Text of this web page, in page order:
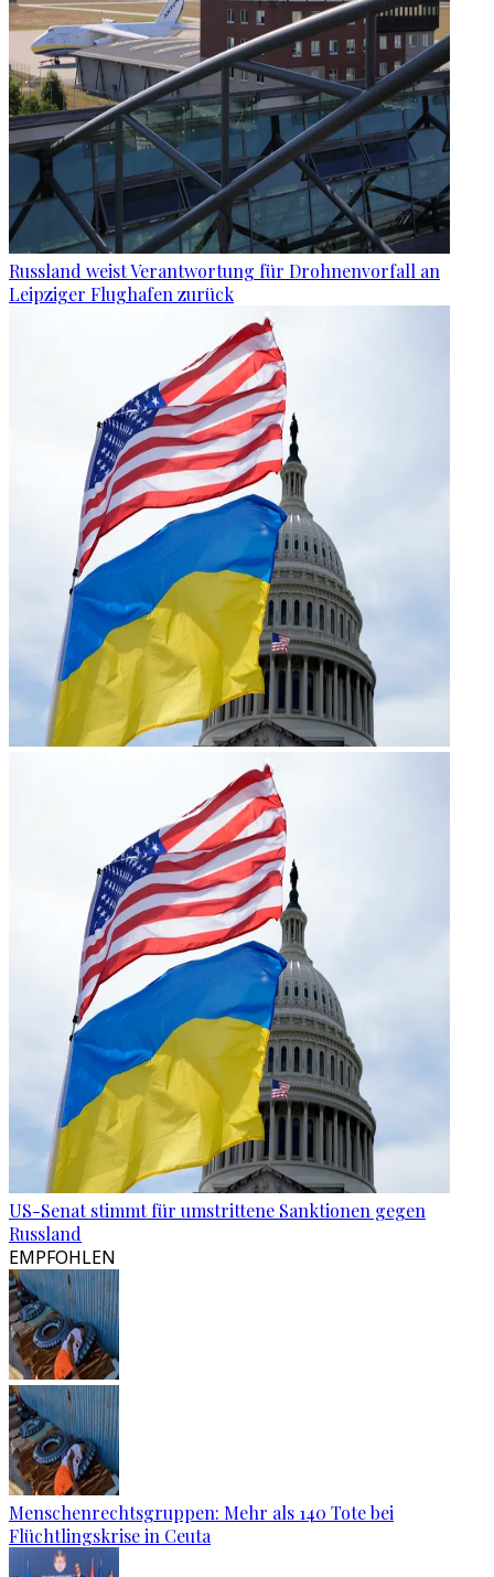
Russland weist Verantwortung für Drohnenvorfall an
Leipziger Flughafen zurück
US-Senat stimmt für umstrittene Sanktionen gegen
Russland
EMPFOHLEN
Menschenrechtsgruppen: Mehr als 140 Tote bei
Flüchtlingskrise in Ceuta